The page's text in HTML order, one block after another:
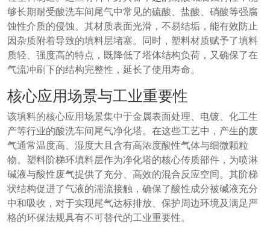
够长期耐受酸洗车间尾气中常见的硫酸、盐酸、硝酸等强腐
蚀性介质的侵蚀。其材质表面光滑，不易结垢，能有效防止
因杂质附着导致的填料层堵塞。同时，塑料材质赋予了填料
质轻、强度高的特点，既降低了塔体结构负荷，又确保了在
气流冲刷下的结构完整性，延长了使用寿命。
核心应用场景与工业重要性
该填料的核心应用场景集中于金属表面处理、电镀、化工生
产等行业的酸洗车间尾气净化塔。在这些工艺中，产生的废
气通常温度高、湿度大且含有高浓度酸性气体与细微颗粒
物。塑料阶梯环填料层作为净化塔的核心传质部件，为喷淋
碱液与酸性废气提供了充分、高效的混合反应空间。其阶梯
状结构促进了气液的湍流接触，确保了酸性成分被碱液充分
中和吸收，对于实现尾气达标排放、保护周边环境及满足严
格的环保法规具有不可替代的工业重要性。